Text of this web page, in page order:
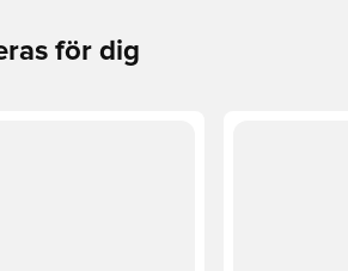
för dig